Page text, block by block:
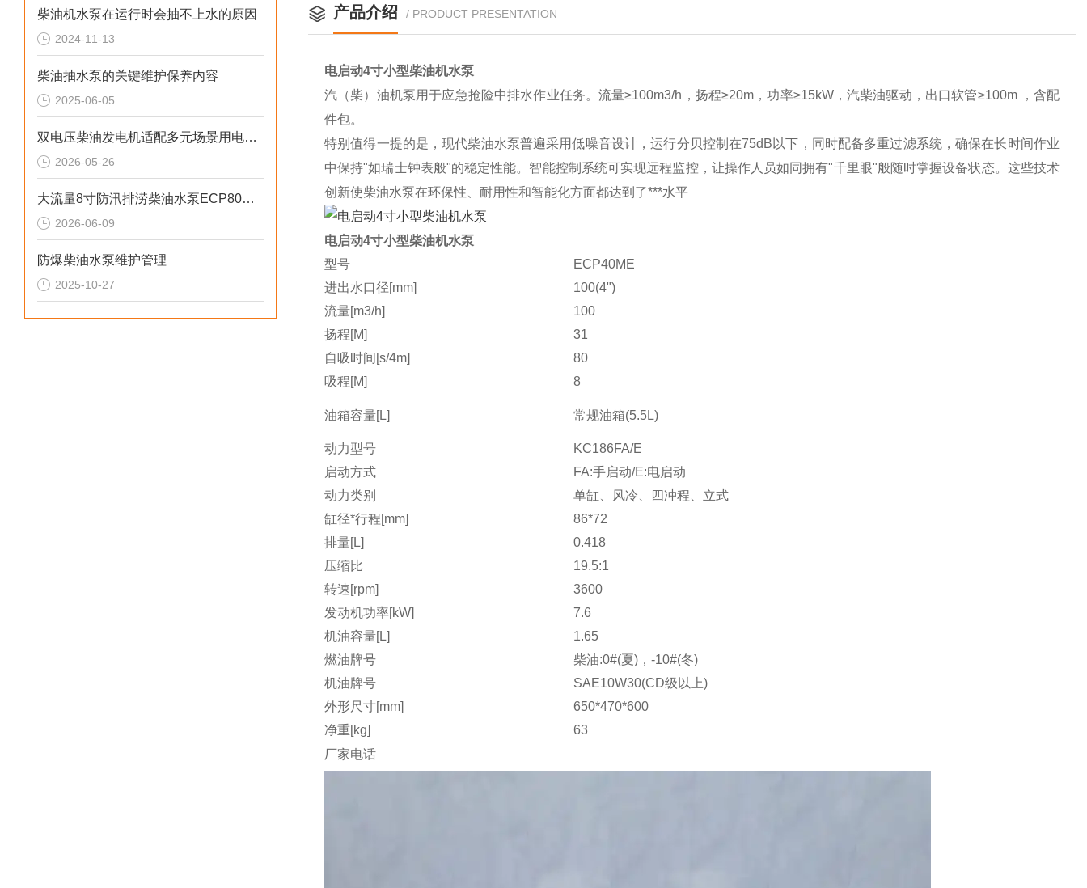
柴油机水泵在运行时会抽不上水的原因
2024-11-13
柴油抽水泵的关键维护保养内容
2025-06-05
双电压柴油发电机适配多元场景用电需求
2026-05-26
大流量8寸防汛排涝柴油水泵ECP80ME产品介绍
2026-06-09
防爆柴油水泵维护管理
2025-10-27
产品介绍 / PRODUCT PRESENTATION
电启动4寸小型柴油机水泵
汽（柴）油机泵用于应急抢险中排水作业任务。流量≥100m3/h，扬程≥20m，功率≥15kW，汽柴油驱动，出口软管≥100m ，含配
件包。
特别值得一提的是，现代柴油水泵普遍采用低噪音设计，运行分贝控制在75dB以下，同时配备多重过滤系统，确保在长时间作业
中保持"如瑞士钟表般"的稳定性能。智能控制系统可实现远程监控，让操作人员如同拥有"千里眼"般随时掌握设备状态。这些技术
创新使柴油水泵在环保性、耐用性和智能化方面都达到了***水平
电启动4寸小型柴油机水泵
型号
ECP40ME
进出水口径[mm]
100(4")
流量[m3/h]
100
扬程[M]
31
自吸时间[s/4m]
80
吸程[M]
8
油箱容量[L] 常规油箱(5.5L)
动力型号
KC186FA/E
启动方式
FA:手启动/E:电启动
动力类别
单缸、风冷、四冲程、立式
缸径*行程[mm]
86*72
排量[L]
0.418
压缩比
19.5:1
转速[rpm]
3600
发动机功率[kW]
7.6
机油容量[L]
1.65
燃油牌号
柴油:0#(夏)，-10#(冬)
机油牌号
SAE10W30(CD级以上)
外形尺寸[mm]
650*470*600
净重[kg]
63
厂家电话